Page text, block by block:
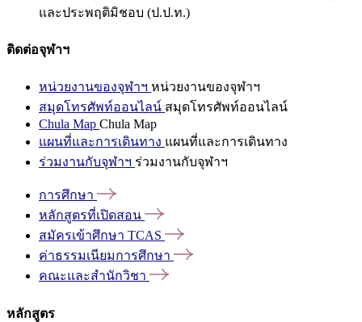
และประพฤติมิชอบ (ป.ป.ท.)
ติดต่อจุฬาฯ
หน่วยงานของจุฬาฯ หน่วยงานของจุฬาฯ
สมุดโทรศัพท์ออนไลน์ สมุดโทรศัพท์ออนไลน์
Chula Map Chula Map
แผนที่และการเดินทาง แผนที่และการเดินทาง
ร่วมงานกับจุฬาฯ ร่วมงานกับจุฬาฯ
การศึกษา
หลักสูตรที่เปิดสอน
สมัครเข้าศึกษา TCAS
ค่าธรรมเนียมการศึกษา
คณะและสำนักวิชา
หลักสูตร